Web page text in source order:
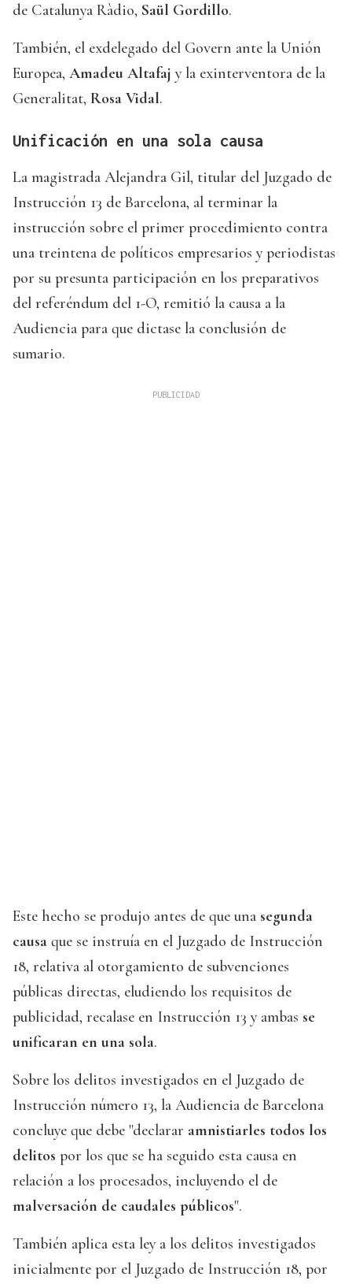
de Catalunya Ràdio, Saül Gordillo.
También, el exdelegado del Govern ante la Unión
Europea, Amadeu Altafaj y la exinterventora de la
Generalitat, Rosa Vidal.
Unificación en una sola causa
La magistrada Alejandra Gil, titular del Juzgado de
Instrucción 13 de Barcelona, al terminar la
instrucción sobre el primer procedimiento contra
una treintena de políticos empresarios y periodistas
por su presunta participación en los preparativos
del referéndum del 1-O, remitió la causa a la
Audiencia para que dictase la conclusión de
sumario.
Este hecho se produjo antes de que una segunda
causa que se instruía en el Juzgado de Instrucción
18, relativa al otorgamiento de subvenciones
públicas directas, eludiendo los requisitos de
publicidad, recalase en Instrucción 13 y ambas se
unificaran en una sola.
Sobre los delitos investigados en el Juzgado de
Instrucción número 13, la Audiencia de Barcelona
concluye que debe "declarar amnistiarles todos los
delitos por los que se ha seguido esta causa en
relación a los procesados, incluyendo el de
malversación de caudales públicos".
También aplica esta ley a los delitos investigados
inicialmente por el Juzgado de Instrucción 18, por